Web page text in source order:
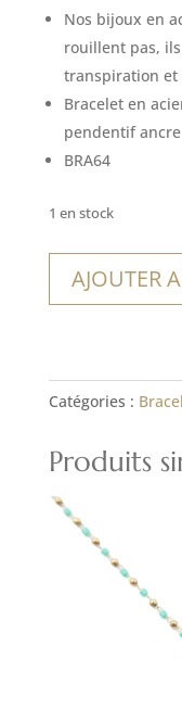
Nos bijoux en
rouillent pas,
transpiration et
Bracelet en
pendentif
BRA64
1 en stock
AJOUTER
Catégories :
Produits